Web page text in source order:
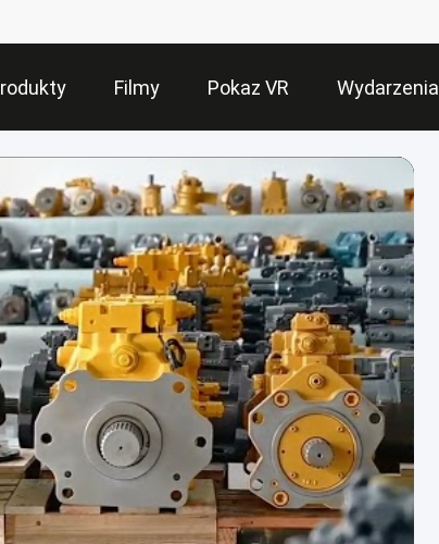
Filmy Pokaz VR Wydarzenia